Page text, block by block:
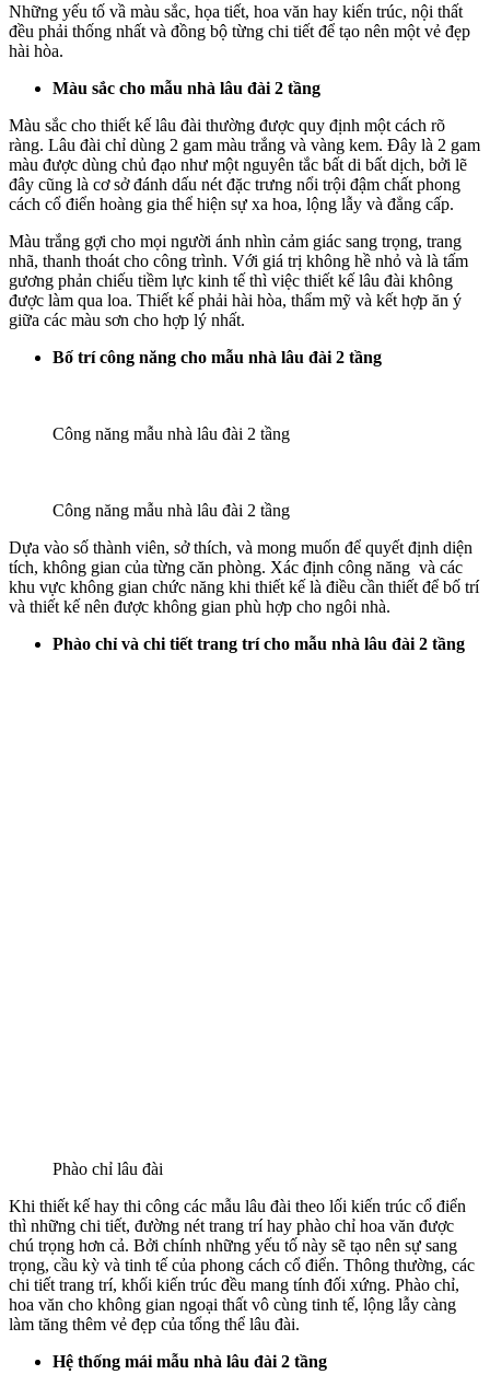
Những yếu tố vầ màu sắc, họa tiết, hoa văn hay kiến trúc, nội thất
đều phải thống nhất và đồng bộ từng chi tiết để tạo nên một vẻ đẹp
hài hòa.
Màu sắc cho mẫu nhà lâu đài 2 tầng
Màu sắc cho thiết kế lâu đài thường được quy định một cách rõ
ràng. Lâu đài chỉ dùng 2 gam màu trắng và vàng kem. Đây là 2 gam
màu được dùng chủ đạo như một nguyên tắc bất di bất dịch, bởi lẽ
đây cũng là cơ sở đánh dấu nét đặc trưng nổi trội đậm chất phong
cách cổ điển hoàng gia thể hiện sự xa hoa, lộng lẫy và đẳng cấp.
Màu trắng gợi cho mọi người ánh nhìn cảm giác sang trọng, trang
nhã, thanh thoát cho công trình. Với giá trị không hề nhỏ và là tấm
gương phản chiếu tiềm lực kinh tế thì việc thiết kế lâu đài không
được làm qua loa. Thiết kế phải hài hòa, thẩm mỹ và kết hợp ăn ý
giữa các màu sơn cho hợp lý nhất.
Bố trí công năng cho mẫu nhà lâu đài 2 tầng
Công năng mẫu nhà lâu đài 2 tầng
Công năng mẫu nhà lâu đài 2 tầng
Dựa vào số thành viên, sở thích, và mong muốn để quyết định diện
tích, không gian của từng căn phòng. Xác định công năng và các
khu vực không gian chức năng khi thiết kế là điều cần thiết để bố trí
và thiết kế nên được không gian phù hợp cho ngôi nhà.
Phào chỉ và chi tiết trang trí cho mẫu nhà lâu đài 2 tầng
Phào chỉ lâu đài
Khi thiết kế hay thi công các mẫu lâu đài theo lối kiến trúc cổ điển
thì những chi tiết, đường nét trang trí hay phào chỉ hoa văn được
chú trọng hơn cả. Bởi chính những yếu tố này sẽ tạo nên sự sang
trọng, cầu kỳ và tinh tế của phong cách cổ điển. Thông thường, các
chi tiết trang trí, khối kiến trúc đều mang tính đối xứng. Phào chỉ,
hoa văn cho không gian ngoại thất vô cùng tinh tế, lộng lẫy càng
làm tăng thêm vẻ đẹp của tổng thể lâu đài.
Hệ thống mái mẫu nhà lâu đài 2 tầng